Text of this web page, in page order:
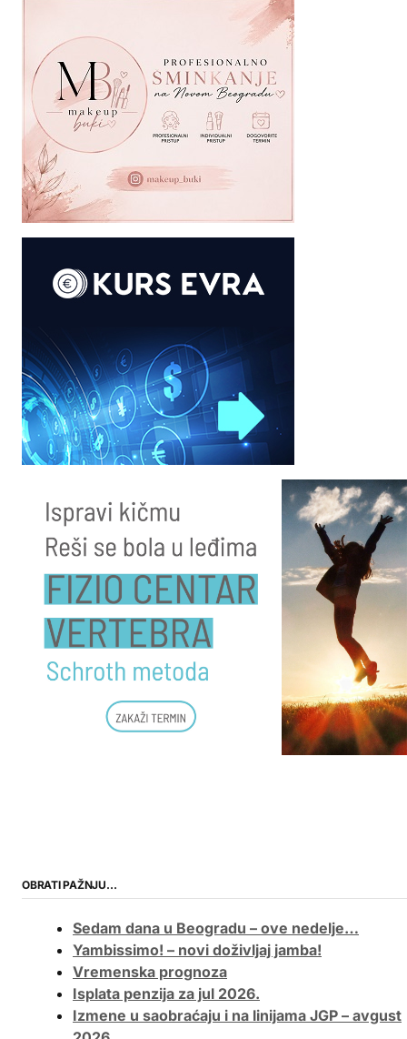
OBRATI PAŽNJU…
Sedam dana u Beogradu – ove nedelje…
Yambissimo! – novi doživljaj jamba!
Vremenska prognoza
Isplata penzija za jul 2026.
Izmene u saobraćaju i na linijama JGP – avgust